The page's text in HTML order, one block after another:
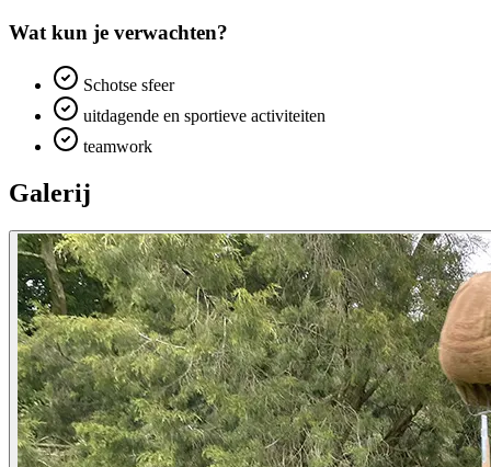
Wat kun je verwachten?
Schotse sfeer
uitdagende en sportieve activiteiten
teamwork
Galerij